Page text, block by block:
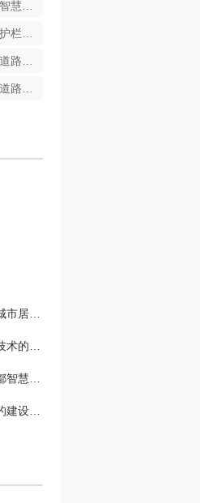
成都智慧路灯
成都护栏厂家
成都道路护栏厂家
四川道路监控厂家
成都智慧路灯改善城市居民生活质量
探索成都智慧路灯技术的创新之路
智能化时代下的成都智慧路灯应用
成都智慧路灯系统的建设与发展